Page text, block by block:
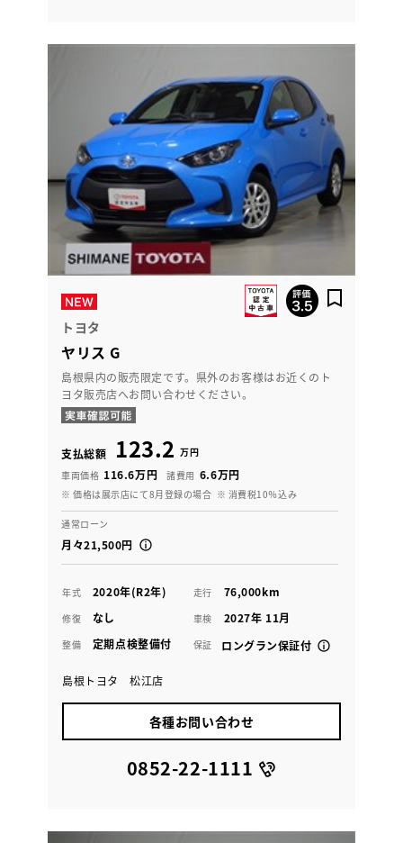
トヨタ
ヤリス G
島根県内の販売限定です。県外のお客様はお近くのト
ヨタ販売店へお問い合わせください。
支払総額 123.2 万円
車両価格 116.6万円 諸費用 6.6万円
※ 価格は展示店にて8月登録の場合 ※ 消費税10％込み
通常ローン
月々21,500円
年式 2020年(R2年) 走行 76,000km
修復 なし 車検 2027年 11月
整備 定期点検整備付 保証 ロングラン保証付
島根トヨタ 松江店
各種お問い合わせ
0852-22-1111